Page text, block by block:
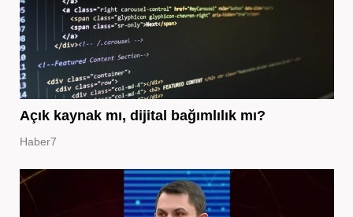
Açık kaynak mı, dijital bağımlılık mı?
Haber7